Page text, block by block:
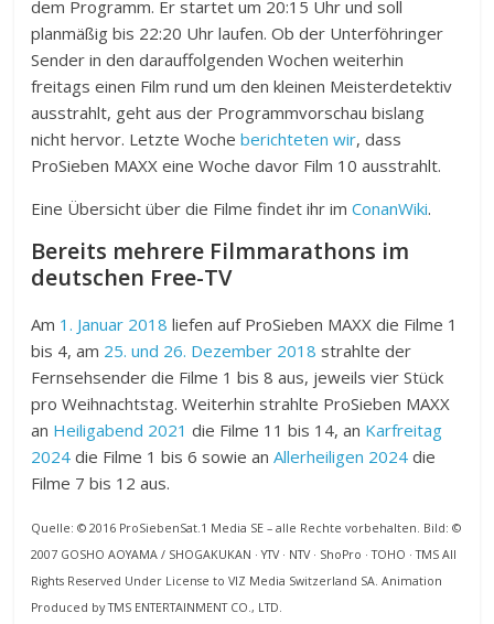
dem Programm. Er startet um 20:15 Uhr und soll
planmäßig bis 22:20 Uhr laufen. Ob der Unterföhringer
Sender in den darauffolgenden Wochen weiterhin
freitags einen Film rund um den kleinen Meisterdetektiv
ausstrahlt, geht aus der Programmvorschau bislang
nicht hervor. Letzte Wocheberichteten wir, dass
ProSieben MAXX eine Woche davor Film 10 ausstrahlt.
Eine Übersicht über die Filme findet ihr imConanWiki.
Bereits mehrere Filmmarathons im
deutschen Free-TV
Am 1. Januar 2018 liefen auf ProSieben MAXX die Filme 1
bis 4, am 25. und 26. Dezember 2018 strahlte der
Fernsehsender die Filme 1 bis 8 aus, jeweils vier Stück
pro Weihnachtstag. Weiterhin strahlte ProSieben MAXX
an Heiligabend 2021 die Filme 11 bis 14, an Karfreitag
2024 die Filme 1 bis 6 sowie anAllerheiligen 2024 die
Filme 7 bis 12 aus.
Quelle: © 2016 ProSiebenSat.1 Media SE – alle Rechte vorbehalten. Bild: ©
2007 GOSHO AOYAMA / SHOGAKUKAN · YTV · NTV · ShoPro · TOHO · TMS All
Rights Reserved Under License to VIZ Media Switzerland SA. Animation
Produced by TMS ENTERTAINMENT CO., LTD.